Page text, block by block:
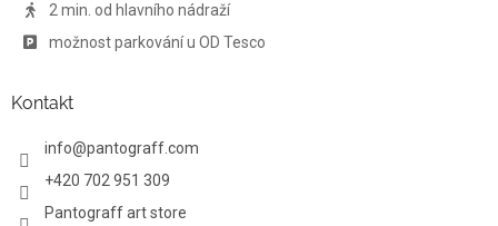
i
2 min. od hlavního nádraží
možnost parkování u OD Tesco
Kontakt
info@pantograff.com
+420 702 951 309
Pantograff art store